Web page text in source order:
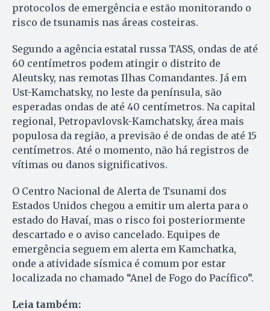
protocolos de emergência e estão monitorando o
risco de tsunamis nas áreas costeiras.
Segundo a agência estatal russa TASS, ondas de até
60 centímetros podem atingir o distrito de
Aleutsky, nas remotas Ilhas Comandantes. Já em
Ust-Kamchatsky, no leste da península, são
esperadas ondas de até 40 centímetros. Na capital
regional, Petropavlovsk-Kamchatsky, área mais
populosa da região, a previsão é de ondas de até 15
centímetros. Até o momento, não há registros de
vítimas ou danos significativos.
O Centro Nacional de Alerta de Tsunami dos
Estados Unidos chegou a emitir um alerta para o
estado do Havaí, mas o risco foi posteriormente
descartado e o aviso cancelado. Equipes de
emergência seguem em alerta em Kamchatka,
onde a atividade sísmica é comum por estar
localizada no chamado “Anel de Fogo do Pacífico”.
Leia também: